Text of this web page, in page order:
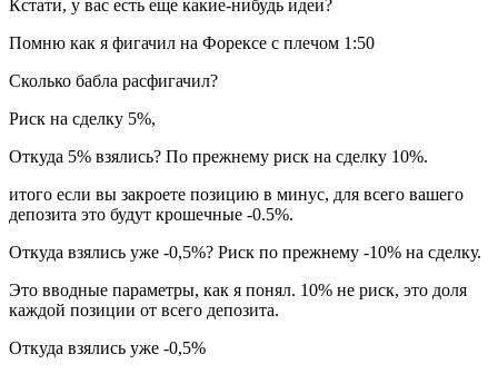
Кстати, у вас есть еще какие-нибудь идеи?
Помню как я фигачил на Форексе с плечом 1:50
Сколько бабла расфигачил?
Риск на сделку 5%,
Откуда 5% взялись? По прежнему риск на сделку 10%.
итого если вы закроете позицию в минус, для всего вашего
депозита это будут крошечные -0.5%.
Откуда взялись уже -0,5%? Риск по прежнему -10% на сделку.
Это вводные параметры, как я понял. 10% не риск, это доля
каждой позиции от всего депозита.
Откуда взялись уже -0,5%